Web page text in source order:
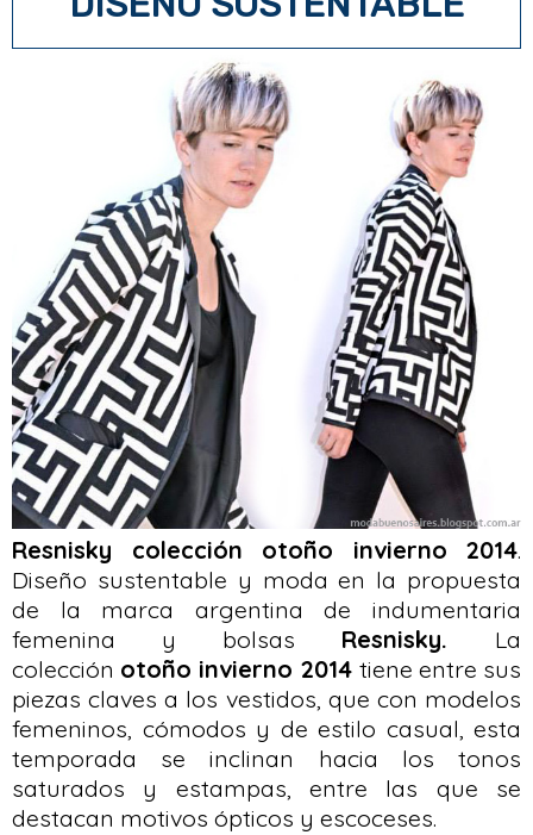
Resnisky colección otoño invierno 2014.
Diseño sustentable y moda en la propuesta
de la marca argentina de indumentaria
femenina y bolsas Resnisky. La
colección otoño invierno 2014 tiene entre sus
piezas claves a los vestidos, que con modelos
femeninos, cómodos y de estilo casual, esta
temporada se inclinan hacia los tonos
saturados y estampas, entre las que se
destacan motivos ópticos y escoceses.